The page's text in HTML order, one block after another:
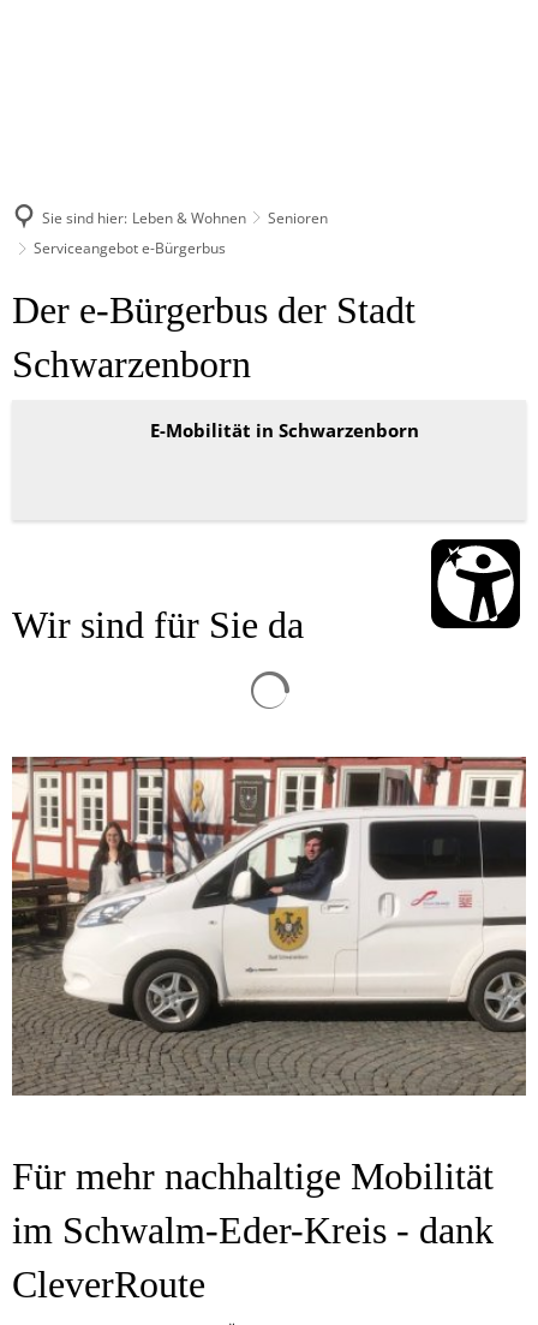
Sie sind hier: Leben & Wohnen
Senioren
Serviceangebot e-Bürgerbus
Serviceangebot
e-
Bürgerbus
Der e-Bürgerbus der Stadt
Schwarzenborn
E-Mobilität in Schwarzenborn
Wir sind für Sie da
Für mehr nachhaltige Mobilität
im Schwalm-Eder-Kreis - dank
CleverRoute